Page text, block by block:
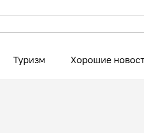
Туризм Хорошие